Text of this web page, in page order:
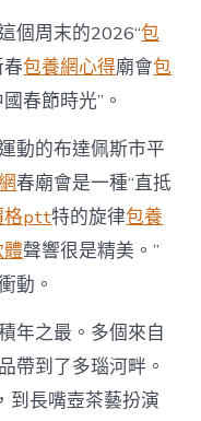
國
春
節
——
2026
匈
牙
利
唐
人
街
春
廟
會
面
聞〉
中
個周末的2026“包
春包養網心得廟會包
春節時光”。
動的布達佩斯市平
春廟會是一種“直抵
格ptt特的旋律包養
體聲響很是精美。”
動。
年之最。多個來自
帶到了多瑙河畔。
到長嘴壺茶藝扮演